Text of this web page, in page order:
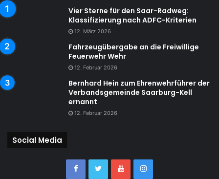
Vier Sterne für den Saar-Radweg:
Klassifizierung nach ADFC-Kriterien
12. März 2026
Fahrzeugübergabe an die Freiwillige
Feuerwehr Wehr
12. Februar 2026
Bernhard Hein zum Ehrenwehrführer der
Verbandsgemeinde Saarburg-Kell
ernannt
12. Februar 2026
Social Media